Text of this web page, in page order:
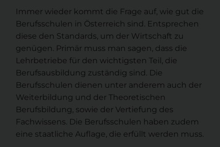
Immer wieder kommt die Frage auf, wie gut die
Berufsschulen in Österreich sind. Entsprechen
diese den Standards, um der Wirtschaft zu
genügen. Primär muss man sagen, dass die
Lehrbetriebe für den wichtigsten Teil, die
Berufsausbildung zuständig sind. Die
Berufsschulen dienen unter anderem auch der
Weiterbildung und der Theoretischen
Berufsbildung, sowie der Vertiefung des
Fachwissens. Die Berufsschulen haben zudem
eine staatliche Auflage, die erfüllt werden muss.